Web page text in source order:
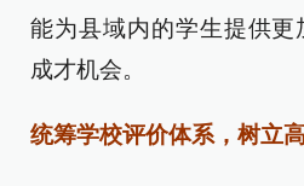
能为县域内的学生提供更
成才机会。
统筹学校评价体系，树立